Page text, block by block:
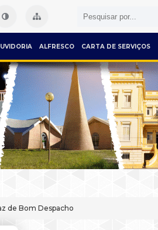
ALFRESCO CARTA DE SERVIÇOS
de Bom Despacho